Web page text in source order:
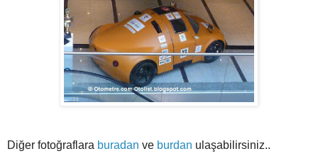
Diğer fotoğraflara buradan ve burdan ulaşabilirsiniz..